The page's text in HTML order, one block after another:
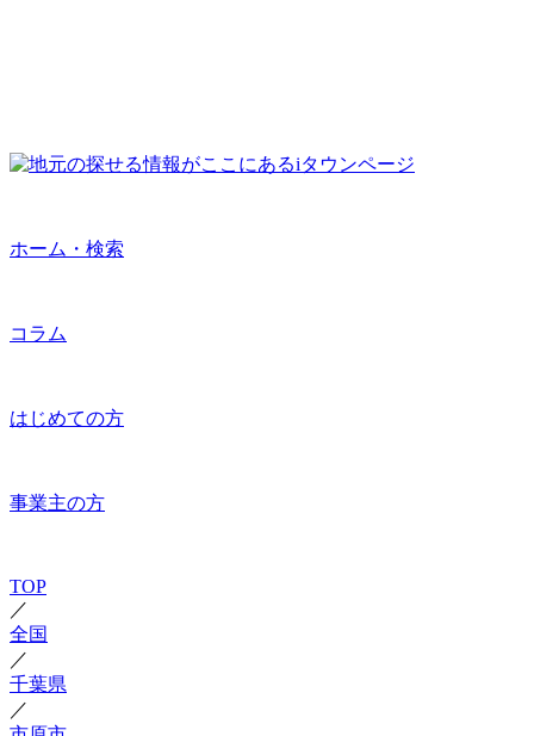
ホーム・検索
コラム
はじめての方
事業主の方
TOP
／
全国
／
千葉県
／